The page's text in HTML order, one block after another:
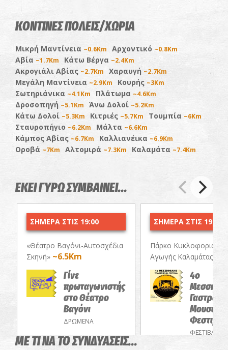
ΚΟΝΤΙΝΕΣ ΠΟΛΕΙΣ/ΧΩΡΙΑ
Μικρή Μαντίνεια ~0.6Km Αρχοντικό ~0.8Km
Αβία ~1.7Km Κάτω Βέργα ~2.4Km
Ακρογιάλι Αβίας ~2.7Km Χαραυγή ~2.7Km
Μεγάλη Μαντίνεια ~2.9Km Κουρής ~3Km
Σωτηριάνικα ~4.1Km Πλάτωμα ~4.6Km
Δροσοπηγή ~5.1Km Άνω Δολοί ~5.2Km
Κάτω Δολοί ~5.3Km Κιτριές ~5.7Km Τουμπία ~6Km
Σταυροπήγιο ~6.2Km Μάλτα ~6.6Km
Κάμπος Αβίας ~6.7Km Καλλιανέικα ~6.9Km
Οροβά ~7Km Αλτομιρά ~7.3Km Καλαμάτα ~7.4Km
ΕΚΕΙ ΓΥΡΩ ΣΥΜΒΑΙΝΕΙ...
ΣΗΜΕΡΑ ΣΤΙΣ 19:00
«Θέατρο Βαγόνι-Αυτοσχέδια
Σκηνή» ~6.5Km
Γίνε
πρωταγωνιστής
στο Θέατρο
Βαγόνι
ΔΡΩΜΕΝΑ
ΣΗΜΕΡΑ ΣΤΙΣ 19:30
Πάρκο Κυκλοφοριακής
Αγωγής Καλαμάτας
4ο
Μουσικό
Φεστιβάλ
ΦΕΣΤΙΒΑΛ
ΜΕ ΤΙ ΝΑ ΤΟ ΣΥΝΔΥΑΣΕΙΣ...